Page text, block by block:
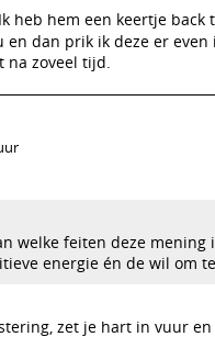
heb hem een keertje
en dan prik ik deze er
na zoveel tijd.
welke feiten deze
energie én de wil om
zet je hart in vuur